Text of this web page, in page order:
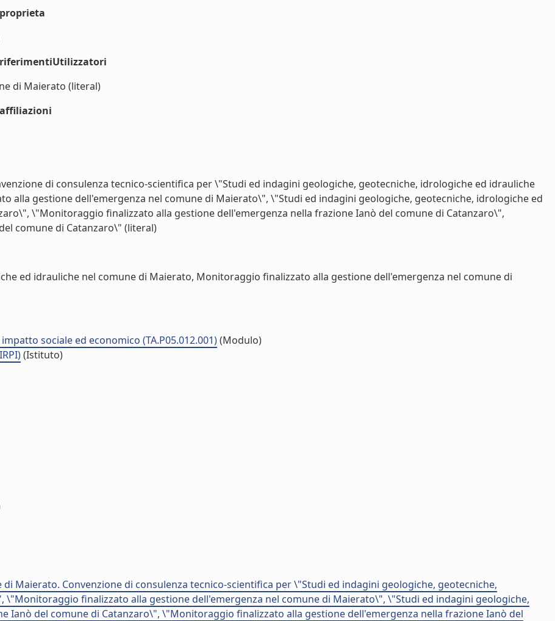
di Maierato (literal)
di consulenza tecnico-scientifica per \"Studi ed indagini geologiche, geotecniche, idrologiche ed idrauliche
alla gestione dell'emergenza nel comune di Maierato\", \"Studi ed indagini geologiche, geotecniche, idrologiche ed
\"Monitoraggio finalizzato alla gestione dell'emergenza nella frazione Ianò del comune di Catanzaro\",
comune di Catanzaro\" (literal)
ed idrauliche nel comune di Maierato, Monitoraggio finalizzato alla gestione dell'emergenza nel comune di
sociale ed economico (TA.P05.012.001)(Modulo)
(Istituto)
Maierato. Convenzione di consulenza tecnico-scientifica per \"Studi ed indagini geologiche, geotecniche,
finalizzato alla gestione dell'emergenza nel comune di Maierato\", \"Studi ed indagini geologiche,
Ianò del comune di Catanzaro\", \"Monitoraggio finalizzato alla gestione dell'emergenza nella frazione Ianò del